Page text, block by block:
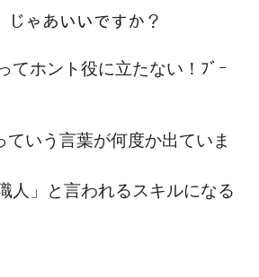
じゃあいいですか？
てホント役に立たない！ﾌﾞｰ
ていう言葉が何度か出ていま
人」と言われるスキルになる